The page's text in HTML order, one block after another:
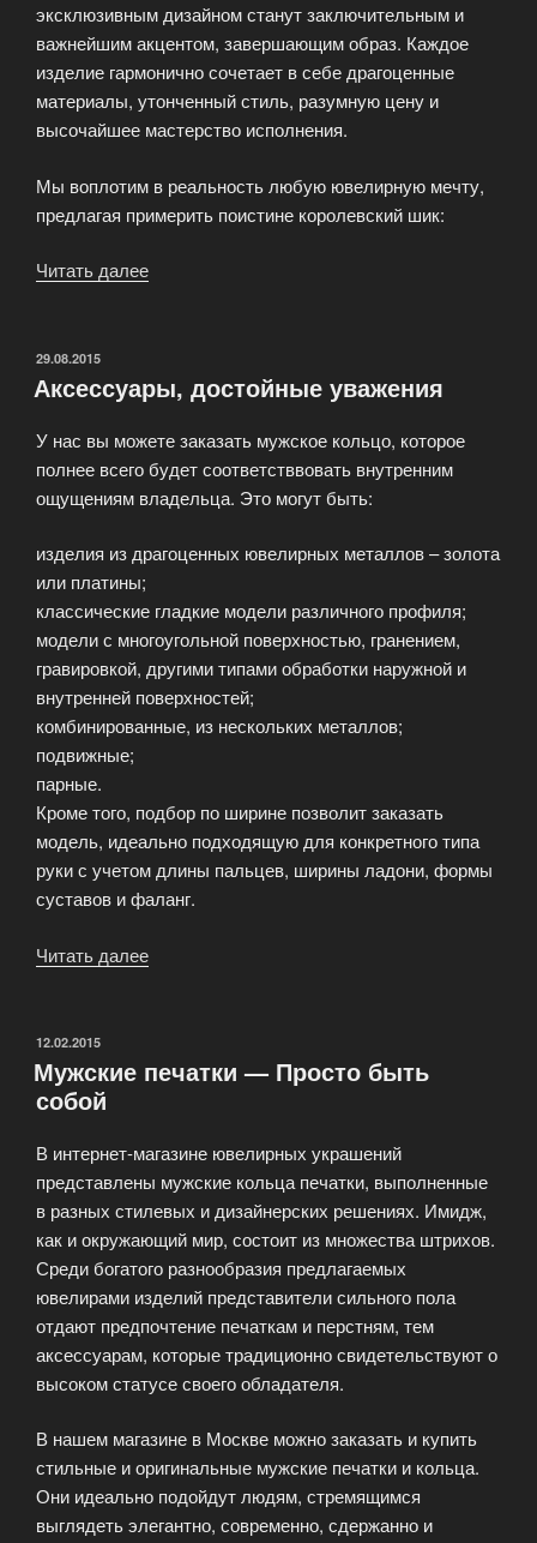
эксклюзивным дизайном станут заключительным и
важнейшим акцентом, завершающим образ. Каждое
изделие гармонично сочетает в себе драгоценные
материалы, утонченный стиль, разумную цену и
высочайшее мастерство исполнения.
Мы воплотим в реальность любую ювелирную мечту,
предлагая примерить поистине королевский шик:
Читать далее
ОПУБЛИКОВАНО
29.08.2015
Аксессуары, достойные уважения
У нас вы можете заказать мужское кольцо, которое
полнее всего будет соответстввовать внутренним
ощущениям владельца. Это могут быть:
изделия из драгоценных ювелирных металлов – золота
или платины;
классические гладкие модели различного профиля;
модели с многоугольной поверхностью, гранением,
гравировкой, другими типами обработки наружной и
внутренней поверхностей;
комбинированные, из нескольких металлов;
подвижные;
парные.
Кроме того, подбор по ширине позволит заказать
модель, идеально подходящую для конкретного типа
руки с учетом длины пальцев, ширины ладони, формы
суставов и фаланг.
Читать далее
ОПУБЛИКОВАНО
12.02.2015
Мужские печатки — Просто быть
собой
В интернет-магазине ювелирных украшений
представлены мужские кольца печатки, выполненные
в разных стилевых и дизайнерских решениях. Имидж,
как и окружающий мир, состоит из множества штрихов.
Среди богатого разнообразия предлагаемых
ювелирами изделий представители сильного пола
отдают предпочтение печаткам и перстням, тем
аксессуарам, которые традиционно свидетельствуют о
высоком статусе своего обладателя.
В нашем магазине в Москве можно заказать и купить
стильные и оригинальные мужские печатки и кольца.
Они идеально подойдут людям, стремящимся
выглядеть элегантно, современно, сдержанно и